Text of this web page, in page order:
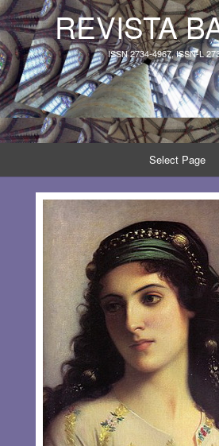
REVISTA
ISSN 2734-4967, ISSN-L
Select Page